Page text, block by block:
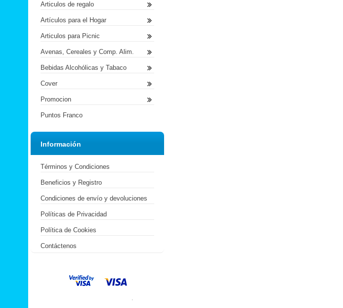
Articulos de regalo
Artículos para el Hogar
Articulos para Picnic
Avenas, Cereales y Comp. Alim.
Bebidas Alcohólicas y Tabaco
Cover
Promocion
Puntos Franco
Información
Términos y Condiciones
Beneficios y Registro
Condiciones de envío y devoluciones
Políticas de Privacidad
Política de Cookies
Contáctenos
.